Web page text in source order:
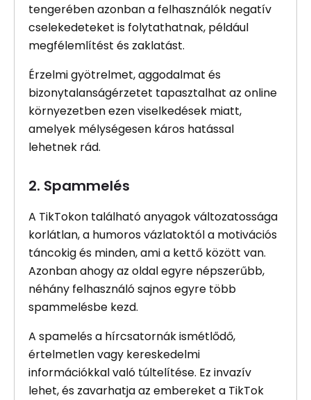
tengerében azonban a felhasználók negatív
cselekedeteket is folytathatnak, például
megfélemlítést és zaklatást.
Érzelmi gyötrelmet, aggodalmat és
bizonytalanságérzetet tapasztalhat az online
környezetben ezen viselkedések miatt,
amelyek mélységesen káros hatással
lehetnek rád.
2. Spammelés
A TikTokon található anyagok változatossága
korlátlan, a humoros vázlatoktól a motivációs
táncokig és minden, ami a kettő között van.
Azonban ahogy az oldal egyre népszerűbb,
néhány felhasználó sajnos egyre több
spammelésbe kezd.
A spamelés a hírcsatornák ismétlődő,
értelmetlen vagy kereskedelmi
információkkal való túltelítése. Ez invazív
lehet, és zavarhatja az embereket a TikTok